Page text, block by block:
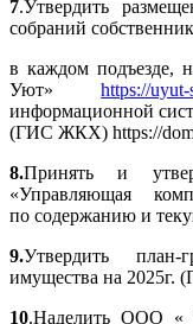
7.Утвердить
собраний
в каждом подъезде,
Уют»https://
информационной
(ГИС ЖКХ) https://
8.Принять и
«Управляющая
по содержанию и
9.Утвердить
имущества на 2025г.
10.Наделить ООО «